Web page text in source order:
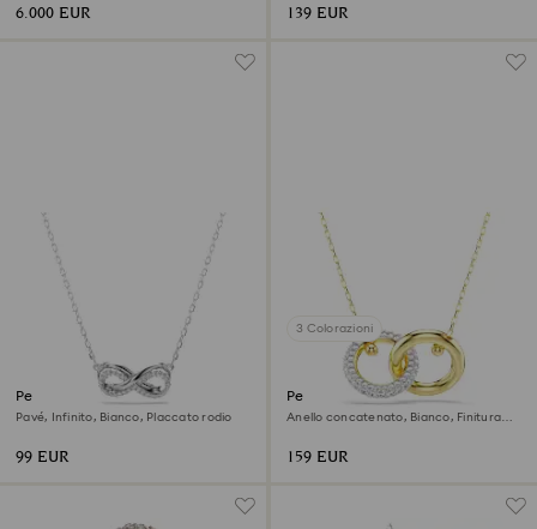
6.000 EUR 139 EUR
Pendente Hyperbola
Pavé, Infinito, Bianco, Placcato rodio
99 EUR
3 Colorazioni
Pendente Dextera
Anello concatenato, Bianco, Finitura
159 EUR